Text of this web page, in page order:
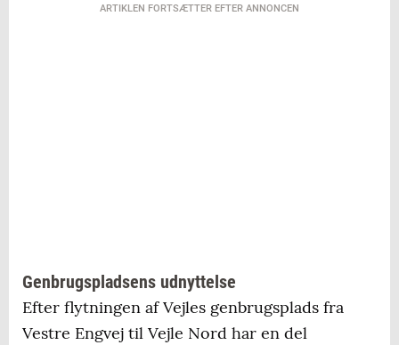
ARTIKLEN FORTSÆTTER EFTER ANNONCEN
Genbrugspladsens udnyttelse
Efter flytningen af Vejles genbrugsplads fra
Vestre Engvej til Vejle Nord har en del